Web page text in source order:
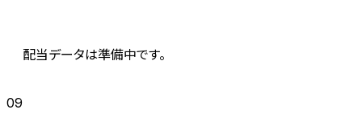
配当データは準備中です。
09